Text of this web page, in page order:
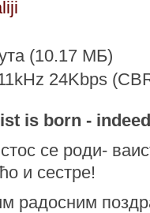
(10.17 МБ)
24Kbps
is born -
се роди-
и сестре!
радосним